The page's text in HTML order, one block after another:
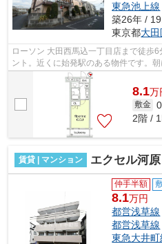
東急池上線
築26年 /
東京都大
ローソン 大田西馬込一丁目店まで徒歩
ント。近くに始発駅のある物件です。
から徒歩6分の駅近物件はいかがでしょ...
8.1万
敷金
2階 /
賃貸 | マンション エクセル河原
仲手半額
8.1万円
都営浅草線
都営浅草線
東急大井町